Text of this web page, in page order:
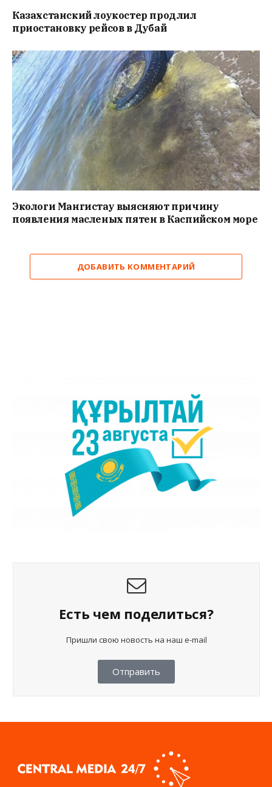
Казахстанский лоукостер продлил
приостановку рейсов в Дубай
Экологи Мангистау выясняют причину
появления масленых пятен в Каспийском море
ДОБАВИТЬ КОММЕНТАРИЙ
Есть чем поделиться?
Пришли свою новость на наш e-mail
Отправить